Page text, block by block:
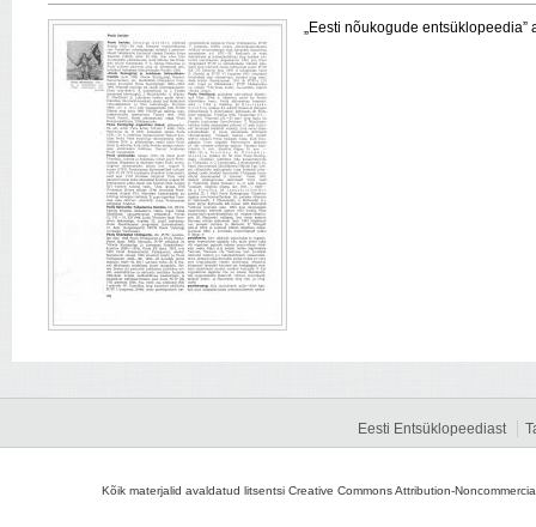
„Eesti nõukogude
Eesti Entsüklopeediast
Kõik materjalid avaldatud litsentsi Creative Commons Attribution-